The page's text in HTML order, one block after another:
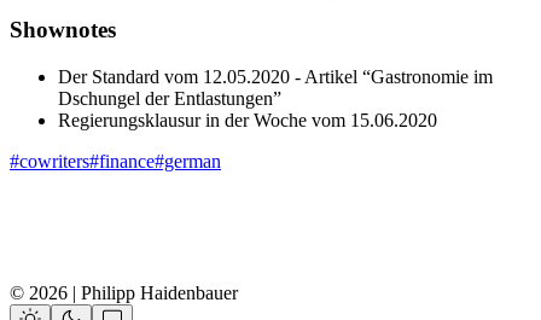
Shownotes
Der Standard vom 12.05.2020 - Artikel “Gastronomie im
Dschungel der Entlastungen”
Regierungsklausur in der Woche vom 15.06.2020
#cowriters#finance#german
© 2026 | Philipp Haidenbauer